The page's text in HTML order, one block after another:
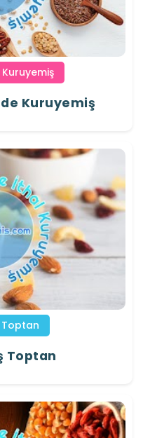
Kuruyemiş
Toptan
Toptan